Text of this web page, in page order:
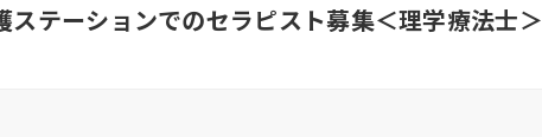
テーションでのセラピスト募集＜理学療法士＞